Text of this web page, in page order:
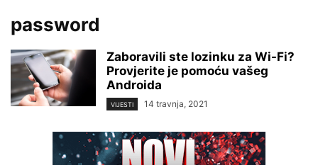
password
Zaboravili ste lozinku za Wi-Fi?
Provjerite je pomoću vašeg
Androida
VIJESTI 14 travnja, 2021